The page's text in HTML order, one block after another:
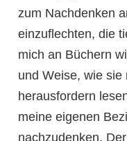
zum Nachdenken
einzuflechten, die
mich an Büchern
und Weise, wie sie
herausfordern
meine eigenen
nachzudenken.